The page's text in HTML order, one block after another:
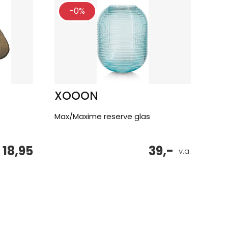
18,95
-0%
XOOON
Max/Maxime reserve glas
v.a.
39,-